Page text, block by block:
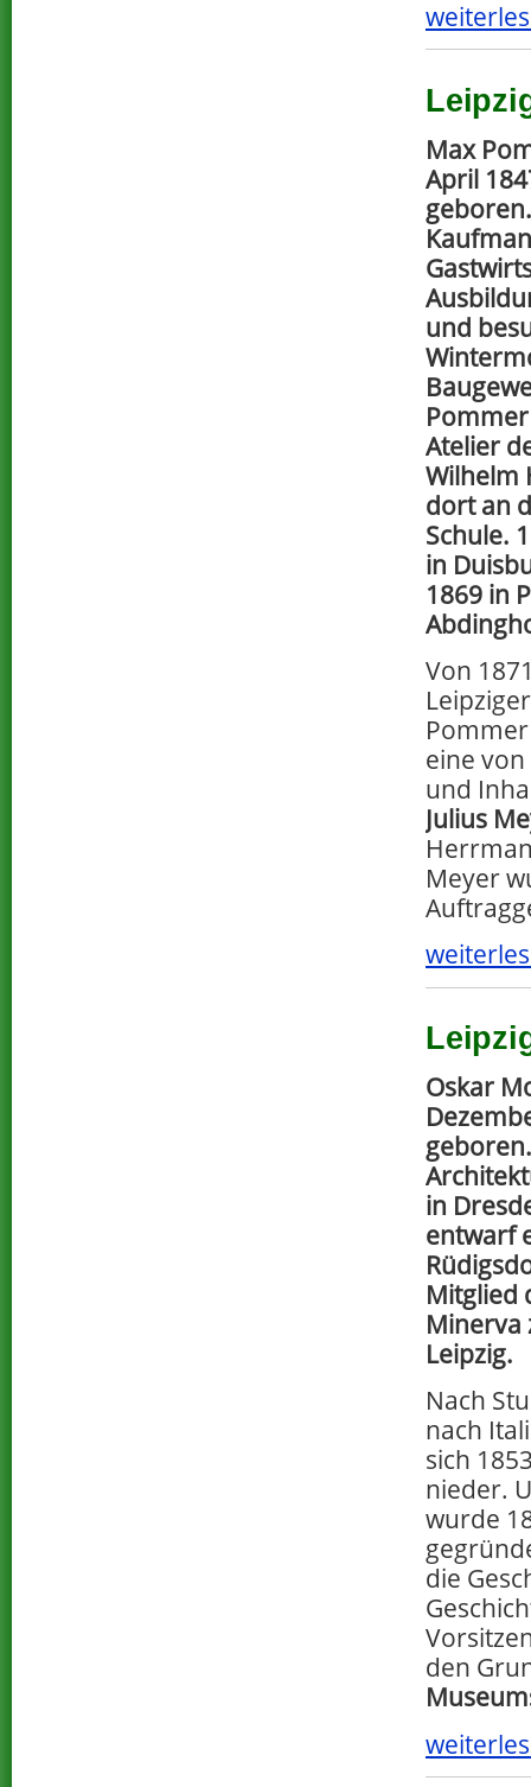
Max
April
und
Atelier
Wilhelm
dort an
Schule.
in
1869 in
Von
eine
und
Julius
Meyer
Oskar
in
entwarf
Mitglied
Minerva
Leipzig.
Nach
nach
sich
nieder.
wurde
die
den